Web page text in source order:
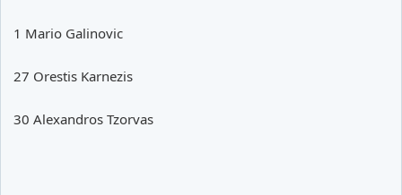
1 Mario Galinovic
27 Orestis Karnezis
30 Alexandros Tzorvas